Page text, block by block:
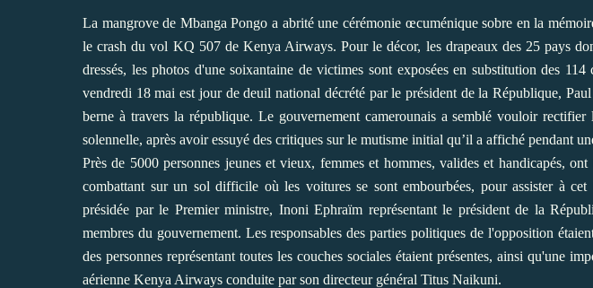
La mangrove de Mbanga Pongo a abrité une cérémonie œcuménique sobre en la
le crash du vol KQ 507 de Kenya Airways. Pour le décor, les drapeaux des 25 pays
dressés, les photos d'une soixantaine de victimes sont exposées en substitution des
vendredi 18 mai est jour de deuil national décrété par le président de la République,
berne à travers la république. Le gouvernement camerounais a semblé vouloir
solennelle, après avoir essuyé des critiques sur le mutisme initial qu’il a affiché pendant
Près de 5000 personnes jeunes et vieux, femmes et hommes, valides et handicapés,
combattant sur un sol difficile où les voitures se sont embourbées, pour assister à
présidée par le Premier ministre, Inoni Ephraïm représentant le président de la
membres du gouvernement. Les responsables des parties politiques de l'opposition
des personnes représentant toutes les couches sociales étaient présentes, ainsi qu'une
aérienne Kenya Airways conduite par son directeur général Titus Naikuni.